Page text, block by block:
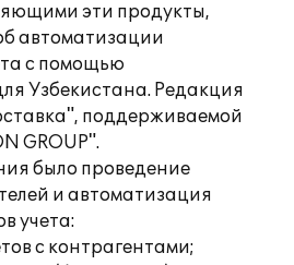
эти продукты,
автоматизации
с помощью
Узбекистана. Редакция
поддерживаемой
GROUP".
было проведение
и автоматизация
учета:
с контрагентами;